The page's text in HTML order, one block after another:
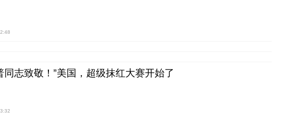
同志致敬！”美国，超级抹红大赛开始了